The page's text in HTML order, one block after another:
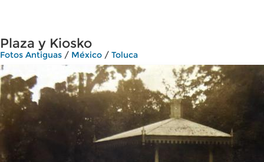
Plaza y Kiosko
Fotos Antiguas / México / Toluca